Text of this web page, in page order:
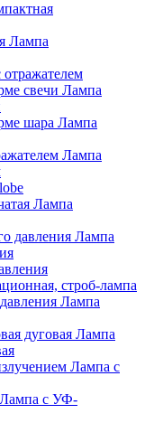
Лампа
отражателем
Лампа
Лампа
Лампа
Лампа
Лампа
строб-лампа
Лампа
Лампа
Лампа с
Лампа с УФ-